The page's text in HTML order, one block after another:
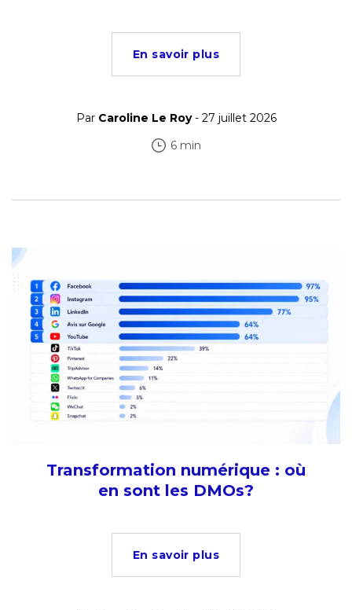
En savoir plus
Par Caroline Le Roy- 27 juillet 2026
6 min
Transformation numérique : où
en sont les DMOs?
En savoir plus